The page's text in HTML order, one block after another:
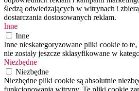
śledzą odwiedzających w witrynach i
dostarczania dostosowanych reklam.
Inne
Inne
Inne nieskategoryzowane pliki cookie to te,
nie zostały jeszcze sklasyfikowane w
Niezbędne
Niezbędne
Niezbędne pliki cookie są absolutnie
funkcjonowania witryny. Te pliki cookie